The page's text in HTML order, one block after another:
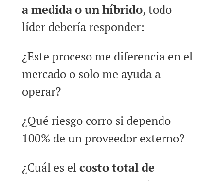
a medida o un híbrido, todo
líder debería responder:
¿Este proceso me diferencia en el
mercado o solo me ayuda a
operar?
¿Qué riesgo corro si dependo
100% de un proveedor externo?
¿Cuál es elcosto total de